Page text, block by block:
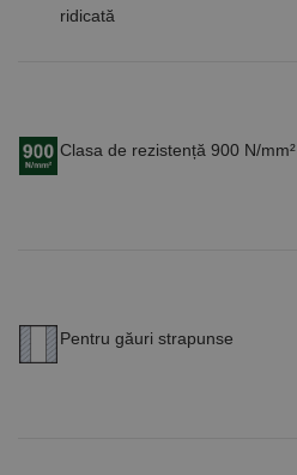
ridicată
Clasa de rezistență 900 N/mm²
Pentru găuri strapunse